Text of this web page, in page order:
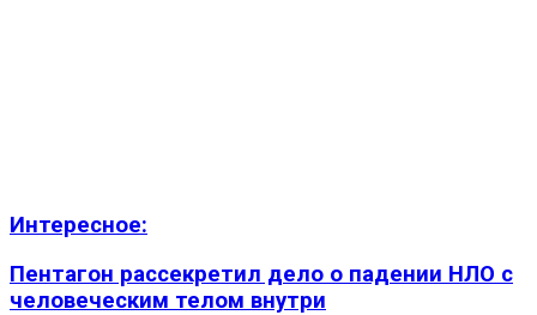
Интересное:
Пентагон рассекретил дело о падении НЛО с
человеческим телом внутри